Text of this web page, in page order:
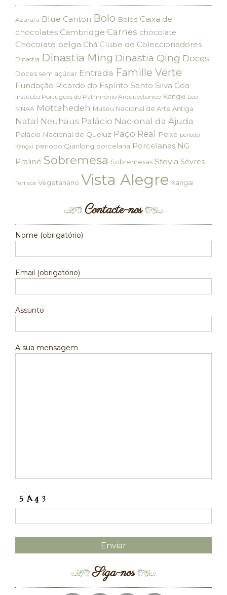
Azurara Blue Canton Bolo Bolos Caixa de
chocolates Cambridge Carnes chocolate
Chocolate belga Chá Clube de Coleccionadores
Dinastia Dinastia Ming Dinastia Qing Doces
Doces sem açúcar Entrada Famille Verte
Fundação Ricardo do Espírito Santo Silva Goa
Instituto Português do Património Arquitectónico Kangxi Leo
MNAA Mottahedeh Museu Nacional de Arte Antiga
Natal Neuhaus Palácio Nacional da Ajuda
Palácio Nacional de Queluz Paço Real Peixe periodo
Kangxi periodo Qianlong porcelana Porcelanas NG
Praliné Sobremesa Sobremesas Stevia Sèvres
Terrace Vegetariano Vista Alegre Xangai
Contacte-nos
Nome (obrigatório)
Email (obrigatório)
Assunto
A sua mensagem
Siga-nos